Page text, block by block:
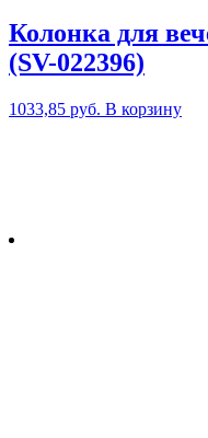
Колонка для
(SV-022396)
1033,85 руб. В корзину